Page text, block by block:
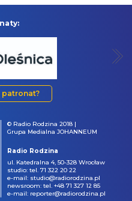
patronat?
© Radio Rodzina 2018 |
Grupa Medialna JOHANNEUM
Radio Rodzina
ul. Katedralna 4, 50-328 Wrocław
studio: tel. 71 322 20 22
e-mail: studio@radiorodzina.pl
newsroom: tel. +48 71 327 12 85
e-mail: reporter@radiorodzina.pl